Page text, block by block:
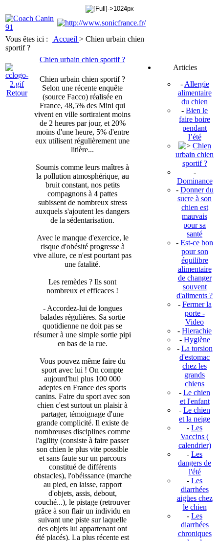
Vous êtes ici : Accueil > Chien urbain chien
sportif ?
Retour
Chien urbain chien sportif ?
Chien urbain chien sportif ?
Selon une récente enquête
(source Facco) réalisée en
France, 48,5% des Mini qui
vivent en ville sortiraient moins
de 2 heures par jour, et 20%
moins d'une heure, 5% d'entre
eux utilisent régulièrement une
litière...
Soumis comme leurs maîtres à
la pollution atmosphérique, au
bruit constant, nos petits
compagnons à 4 pattes
subissent de nombreux stress
auxquels s'ajoutent les dangers
de la sédentarisation.
Avec le manque d'exercice, le
risque d'obésité progresse à
vive allure, ce n'est pourtant pas
une fatalité.
Les remèdes ? Ils sont
nombreux et efficaces !
- Accordez-lui de longues
balades régulières. Sa sortie
quotidienne ne doit pas se
résumer à une simple sortie pipi
en bas de la rue.
Vous pouvez même faire du
sport avec lui ! On compte
aujourd'hui plus 100 000
adeptes en France des sports
canins. Faire du sport avec son
chien c'est surtout un plaisir à
partager, témoignage d'une
grande complicité. Il existe de
nombreuses disciplines comme
l'agility (consiste à faire passer
son chien le plus vite possible
et sans faute sur un parcours
constitué de différents
obstacles), l'obéissance (marche
au pied, en laisse, rapport
d'objets, assis, debout,
couché...), le pistage (retrouver
grâce à son flair un individu en
suivant une piste sur laquelle
des objets lui appartenant ont
été placés). La plus récente est
Articles
- Allergie
alimentaire
du chien
- Bien le
faire boire
pendant
l’été
Chien
urbain chien
sportif ?
-
Dominance
- Donner du
sucre à son
chien est
mauvais
pour sa
santé
- Est-ce bon
pour son
équilibre
alimentaire
de changer
souvent
d'aliments ?
- Fermer la
porte -
Video
- Hierachie
- Hygiène
- La torsion
d'estomac
chez les
grands
chiens
- Le chien
et l'enfant
- Le chien
et la neige
- Les
Vaccins (
calendrier)
- Les
dangers de
l'été
- Les
diarrhées
aigües chez
le chien
- Les
diarrhées
chroniques